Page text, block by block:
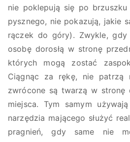
nie poklepują się po
pysznego, nie pokazują, jakie
rączek do góry). Zwykle, gdy
osobę dorosłą w stronę
których mogą zostać
Ciągnąc za rękę, nie patrzą
zwrócone są twarzą w stronę
miejsca. Tym samym
narzędzia mającego służyć
pragnień, gdy same nie